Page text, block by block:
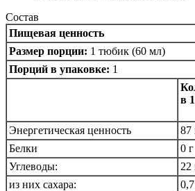
Состав
Пищевая ценность
Размер порции: 1 тюбик (60 мл)
Порций в упаковке: 1
в
Энергетическая ценность
87
Белки
0 г
Углеводы:
22
из них сахара: